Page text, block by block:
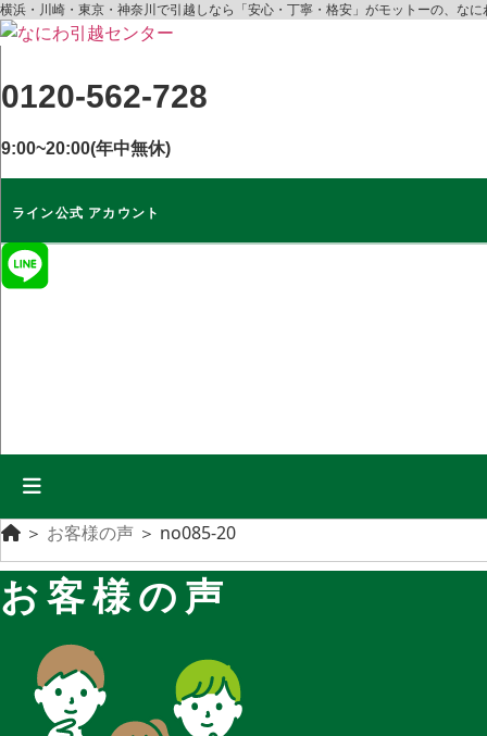
コ
ン
ン
に
ッ
プ
横浜・川崎・東京・神奈川で引越しなら「安心・丁寧・格安」がモットーの、な
0120-562-728
9:00~20:00(年中無休)
ライン公式 アカウント
＞ お客様の声 ＞ no085-20
お客様の声